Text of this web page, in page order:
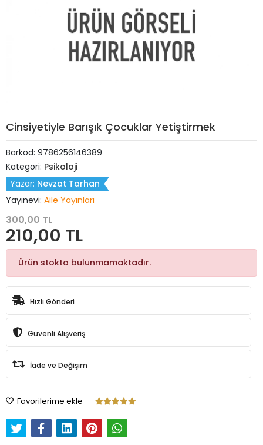
Cinsiyetiyle Barışık Çocuklar Yetiştirmek
Barkod: 9786256146389
Kategori: Psikoloji
Yazar: Nevzat Tarhan
Yayınevi: Aile Yayınları
300,00 TL
210,00 TL
Ürün stokta bulunmamaktadır.
Hızlı Gönderi
Güvenli Alışveriş
İade ve Değişim
Favorilerime ekle